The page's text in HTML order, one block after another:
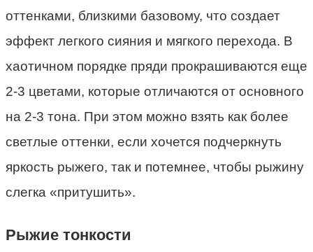
оттенками, близкими базовому, что создает
эффект легкого сияния и мягкого перехода. В
хаотичном порядке пряди прокрашиваются еще
2-3 цветами, которые отличаются от основного
на 2-3 тона. При этом можно взять как более
светлые оттенки, если хочется подчеркнуть
яркость рыжего, так и потемнее, чтобы рыжину
слегка «притушить».
Рыжие тонкости